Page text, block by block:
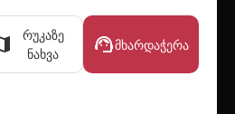
რუკაზე
ნახვა
support_agentმხარდაჭერა